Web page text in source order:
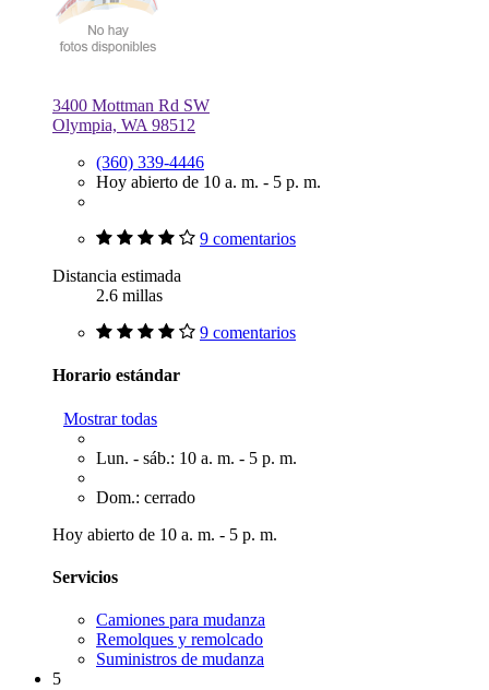
3400 Mottman Rd SW
Olympia, WA 98512
(360) 339-4446
Hoy abierto de 10 a. m. - 5 p. m.
9 comentarios
Distancia estimada
2.6 millas
9 comentarios
Horario estándar
Mostrar todas
Lun. - sáb.: 10 a. m. - 5 p. m.
Dom.: cerrado
Hoy abierto de 10 a. m. - 5 p. m.
Servicios
Camiones para mudanza
Remolques y remolcado
Suministros de mudanza
5